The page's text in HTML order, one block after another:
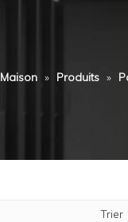
Maison » Produits »
Trier